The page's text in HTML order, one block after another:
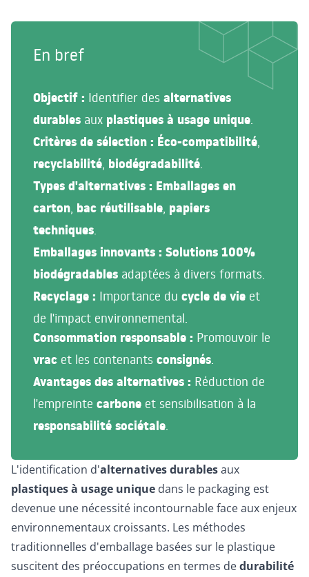
En bref
Objectif : Identifier des alternatives
durables aux plastiques à usage unique.
Critères de sélection : Éco-compatibilité,
recyclabilité, biodégradabilité.
Types d'alternatives : Emballages en
carton, bac réutilisable, papiers
techniques.
Emballages innovants :Solutions 100%
biodégradables adaptées à divers formats.
Recyclage : Importance du cycle de vie et
de l'impact environnemental.
Consommation responsable : Promouvoir le
vrac et les contenants consignés.
Avantages des alternatives : Réduction de
l'empreinte carbone et sensibilisation à la
responsabilité sociétale.
L'identification d'alternatives durablesaux
plastiques à usage unique dans le packaging est
devenue une nécessité incontournable face aux enjeux
environnementaux croissants. Les méthodes
traditionnelles d'emballage basées sur le plastique
suscitent des préoccupations en termes dedurabilité